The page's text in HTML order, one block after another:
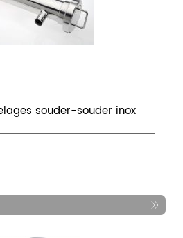
souder-souder inox